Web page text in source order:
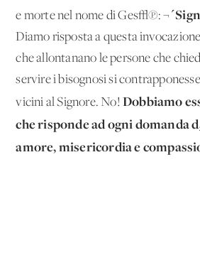
e morte nel nome di Ges√π:
Diamo risposta a questa
che allontanano le persone che
servire i bisognosi si
vicini al Signore. No!Dobbiamo
che risponde ad ogni domanda
amore, misericordia e